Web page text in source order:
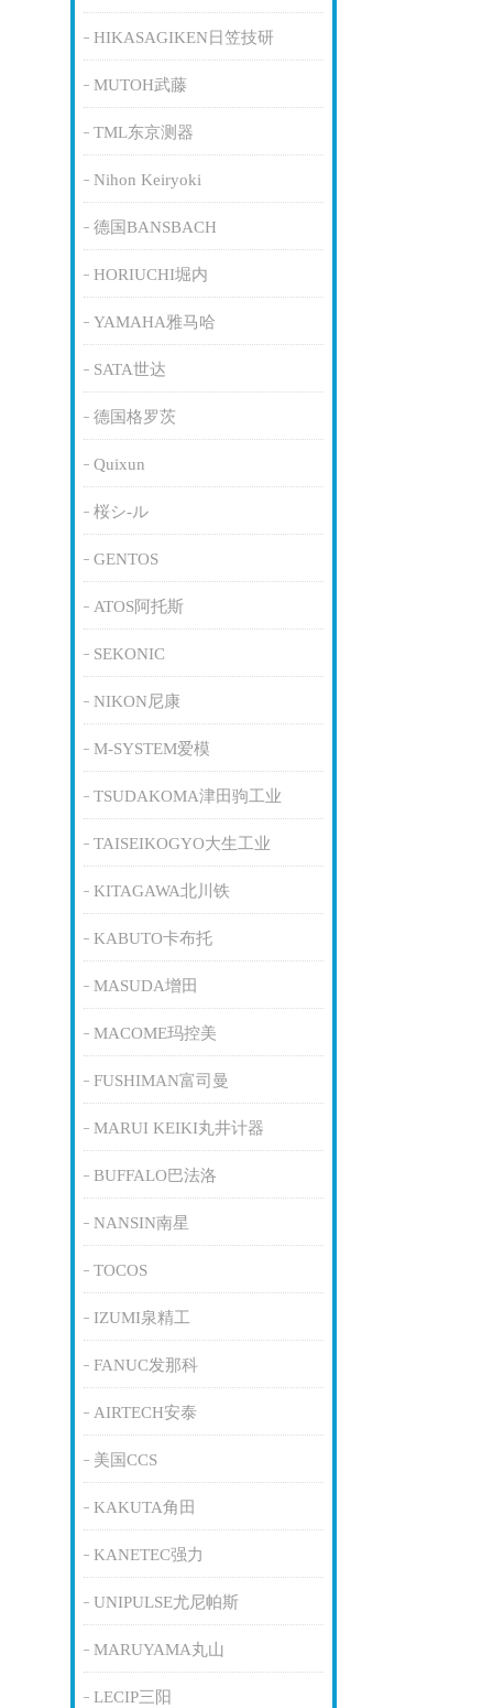
HIKASAGIKEN日笠技研
MUTOH武藤
TML东京测器
Nihon Keiryoki
德国BANSBACH
HORIUCHI堀内
YAMAHA雅马哈
SATA世达
德国格罗茨
Quixun
桜シ-ル
GENTOS
ATOS阿托斯
SEKONIC
NIKON尼康
M-SYSTEM爱模
TSUDAKOMA津田驹工业
TAISEIKOGYO大生工业
KITAGAWA北川铁
KABUTO卡布托
MASUDA增田
MACOME玛控美
FUSHIMAN富司曼
MARUI KEIKI丸井计器
BUFFALO巴法洛
NANSIN南星
TOCOS
IZUMI泉精工
FANUC发那科
AIRTECH安泰
美国CCS
KAKUTA角田
KANETEC强力
UNIPULSE尤尼帕斯
MARUYAMA丸山
LECIP三阳